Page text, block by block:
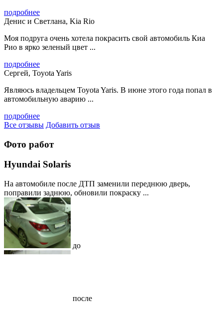
подробнее
Денис и Светлана, Kia Rio
Моя подруга очень хотела покрасить свой автомобиль Киа
Рио в ярко зеленый цвет ...
подробнее
Сергей, Toyota Yaris
Являюсь владельцем Toyota Yaris. В июне этого года попал в
автомобильную аварию ...
подробнее
Все отзывы Добавить отзыв
Фото работ
Hyundai Solaris
На автомобиле после ДТП заменили переднюю дверь,
поправили заднюю, обновили покраску ...
до
после